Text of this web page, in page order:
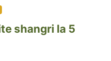
shangri la 5